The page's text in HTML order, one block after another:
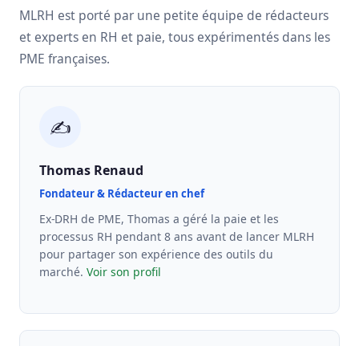
MLRH est porté par une petite équipe de rédacteurs
et experts en RH et paie, tous expérimentés dans les
PME françaises.
✍️
Thomas Renaud
Fondateur & Rédacteur en chef
Ex-DRH de PME, Thomas a géré la paie et les
processus RH pendant 8 ans avant de lancer MLRH
pour partager son expérience des outils du
marché. Voir son profil